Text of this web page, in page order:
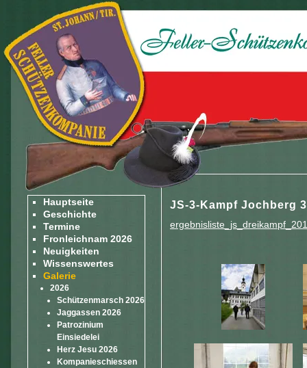
Hauptseite
Geschichte
Termine
Fronleichnam 2026
Neuigkeiten
Wissenswertes
Galerie
2026
Schützenmarsch 2026
Jaggassen 2026
Patrozinium
Einsiedelei
Herz Jesu 2026
Kompanieschiessen
JS-3-Kampf Jochberg